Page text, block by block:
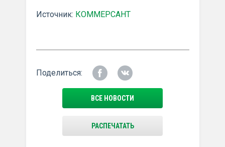
Источник: КОММЕРСАНТ
Поделиться:
ВСЕ НОВОСТИ
РАСПЕЧАТАТЬ